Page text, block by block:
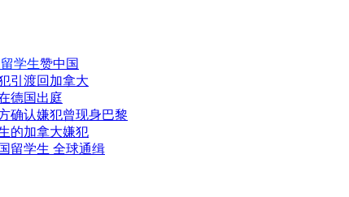
主
留学生赞中国
引渡回加拿大
德国出庭
确认嫌犯曾现身巴黎
的加拿大嫌犯
留学生 全球通缉